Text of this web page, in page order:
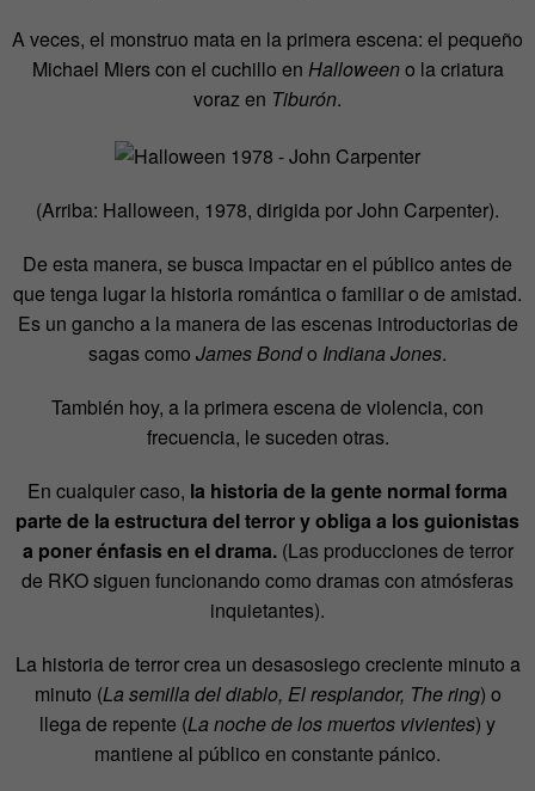
A veces, el monstruo mata en la primera escena: el pequeño
Michael Miers con el cuchillo en Halloweeno la criatura
voraz en Tiburón.
(Arriba: Halloween, 1978, dirigida por John Carpenter).
De esta manera, se busca impactar en el público antes de
que tenga lugar la historia romántica o familiar o de amistad.
Es un gancho a la manera de las escenas introductorias de
sagas como James Bondo Indiana Jones.
También hoy, a la primera escena de violencia, con
frecuencia, le suceden otras.
En cualquier caso, la historia de la gente normal forma
parte de la estructura del terror y obliga a los guionistas
a poner énfasis en el drama.(Las producciones de terror
de RKO siguen funcionando como dramas con atmósferas
inquietantes).
La historia de terror crea un desasosiego creciente minuto a
minuto (La semilla del diablo, El resplandor, The ring) o
llega de repente (La noche de los muertos vivientes) y
mantiene al público en constante pánico.